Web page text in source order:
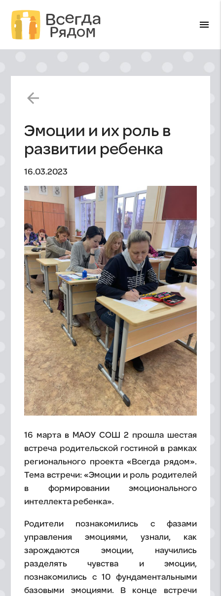
menu
arrow_back
Эмоции и их роль в
развитии ребенка
16.03.2023
16 марта в МАОУ СОШ 2 прошла шестая
встреча родительской гостиной в рамках
регионального проекта «Всегда рядом».
Тема встречи: «Эмоции и роль родителей
в формировании эмоционального
интеллекта ребенка».
Родители познакомились с фазами
управления эмоциями, узнали, как
зарождаются эмоции, научились
разделять чувства и эмоции,
познакомились с 10 фундаментальными
базовыми эмоциями. В конце встречи